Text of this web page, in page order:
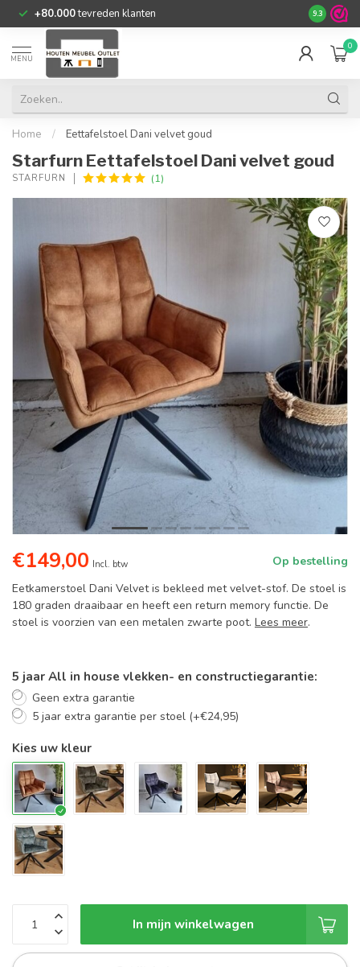
+80.000tevreden klanten 9.3
MENU
0
Home / Eettafelstoel Dani velvet goud
Starfurn Eettafelstoel Dani velvet goud
STARFURN (1)
€149,00 Incl. btw
Op bestelling
Eetkamerstoel Dani Velvet is bekleed met velvet-stof. De stoel is
180 graden draaibaar en heeft een return memory functie. De
stoel is voorzien van een metalen zwarte poot. Lees meer.
5 jaar All in house vlekken- en constructiegarantie:
Geen extra garantie
5 jaar extra garantie per stoel (+€24,95)
Kies uw kleur
In mijn winkelwagen